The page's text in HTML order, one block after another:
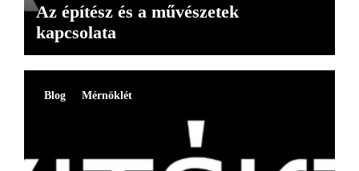
Az építész és a művészetek
kapcsolata
Blog Mérnöklét